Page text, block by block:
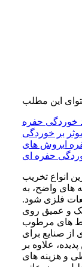
این مطلب
خوردگی حفره
بر خوردگی
ایروش های
حفره ای
انواع تخریب
های واضح، به
فلزی شود.
و عمیق روی
های مرطوب
از صنایع برای
علاوه بر
و هزینه های